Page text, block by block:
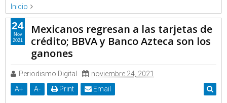
Inicio
Forbes
Noticias
Mexicanos regresan a las tarjetas de crédito; BBVA y Banco
Azteca son los ganones
Mexicanos regresan a las tarjetas de
crédito; BBVA y Banco Azteca son los
ganones
Periodismo Digital
noviembre 24, 2021
A+ A- Print Email
24
Nov
2021